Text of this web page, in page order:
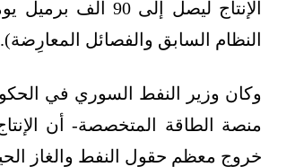
النظام السابق والفصائل المعارِضة).
وكان وزير النفط السوري في
خروج معظم حقول النفط والغاز